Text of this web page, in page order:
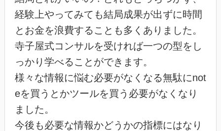
経験上やってみても結局成果が出ずに時間
とお金を浪費することも多くありました。
寺子屋式コンサルを受ければ一つの型をし
っかり学べることができます。
様々な情報に悩む必要がなくなる無駄にnot
eを買うとかツールを買う必要がなくなり
ました。
今後も必要な情報かどうかの指標にはなり